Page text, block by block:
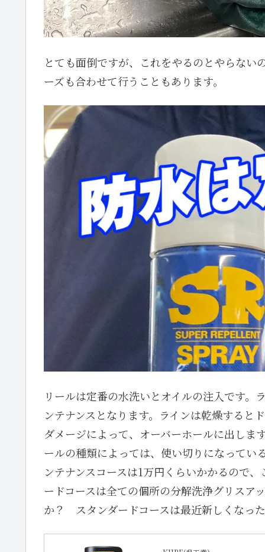
とても面倒ですが、これをやるのとやらな
ーズも合わせて行うこともあります。
リールは定番の水洗いとオイルの注入です。
ンテナンスとなります。ラインは乾燥すると
ダメージによって、オーバーホールに出しま
ールの種類によっては、使い切りになってい
ンテナンスコースは1万円くらいかかるので
ードコースは全ての個所の分解洗浄グリスア
か？ スタンダードコースは最近新しくなっ